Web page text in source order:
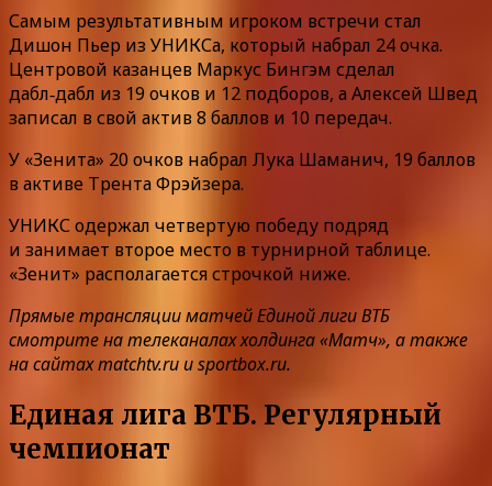
Самым результативным игроком встречи стал
Дишон Пьер из УНИКСа, который набрал 24 очка.
Центровой казанцев Маркус Бингэм сделал
дабл‑дабл из 19 очков и 12 подборов, а Алексей Швед
записал в свой актив 8 баллов и 10 передач.
У «Зенита» 20 очков набрал Лука Шаманич, 19 баллов
в активе Трента Фрэйзера.
УНИКС одержал четвертую победу подряд
и занимает второе место в турнирной таблице.
«Зенит» располагается строчкой ниже.
Прямые трансляции матчей Единой лиги ВТБ
смотрите на телеканалах холдинга «Матч», а также
на сайтах matchtv.ru и sportbox.ru.
Единая лига ВТБ. Регулярный
чемпионат